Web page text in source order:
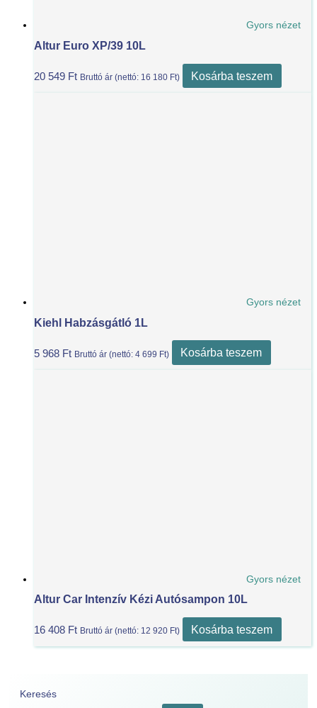
Keresés
Gyors nézet
Altur Euro XP/39 10L
20 549 Ft Bruttó ár (nettó: 16 180 Ft) Kosárba teszem
Gyors nézet
Kiehl Habzásgátló 1L
5 968 Ft Bruttó ár (nettó: 4 699 Ft) Kosárba teszem
Gyors nézet
Altur Car Intenzív Kézi Autósampon 10L
16 408 Ft Bruttó ár (nettó: 12 920 Ft) Kosárba teszem